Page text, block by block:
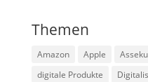
Themen
Amazon Apple
digitale Produkte